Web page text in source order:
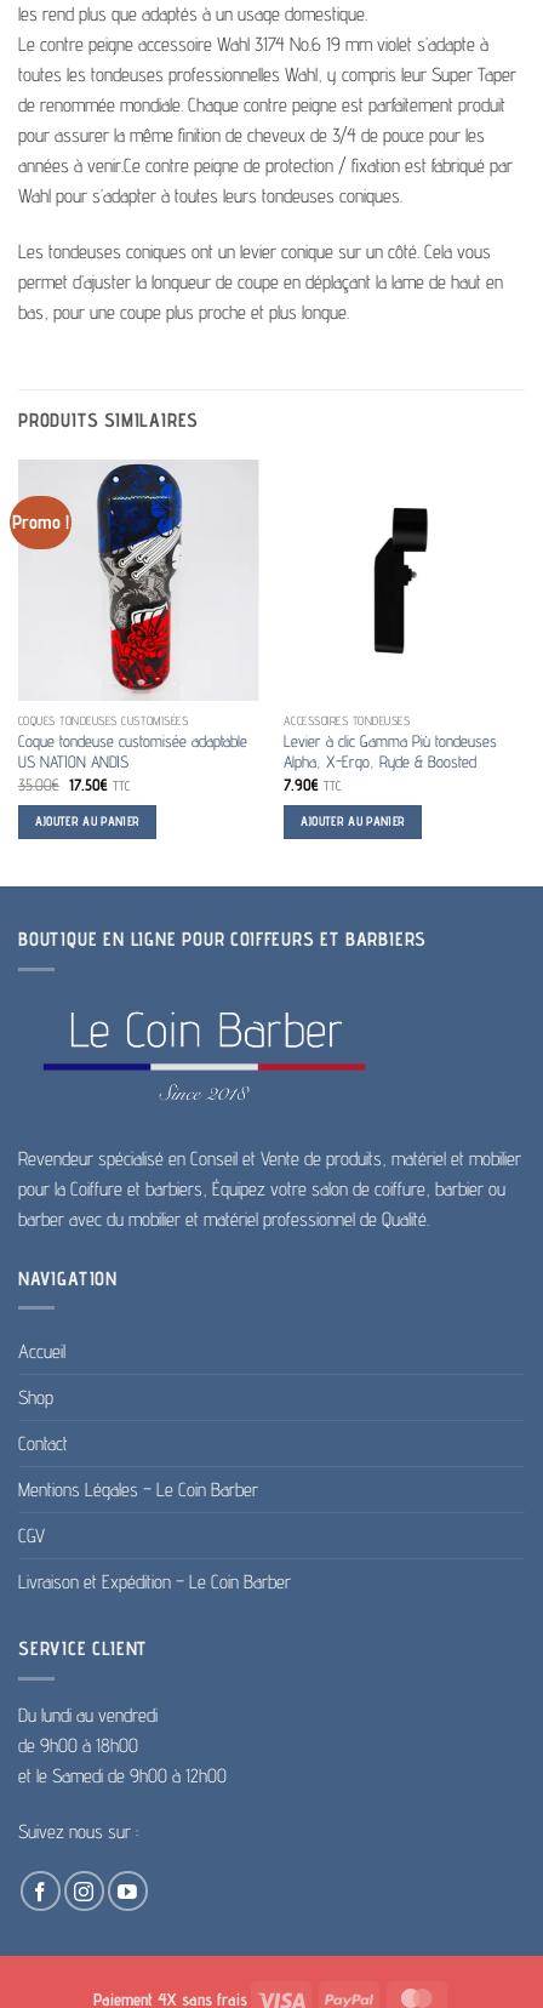
les rend plus que adaptés à un usage domestique.
Le contre peigne accessoire Wahl 3174 No.6 19 mm violet s’adapte à
toutes les tondeuses professionnelles Wahl, y compris leur Super Taper
de renommée mondiale. Chaque contre peigne est parfaitement produit
pour assurer la même finition de cheveux de 3/4 de pouce pour les
années à venir.Ce contre peigne de protection / fixation est fabriqué par
Wahl pour s’adapter à toutes leurs tondeuses coniques.
Les tondeuses coniques ont un levier conique sur un côté. Cela vous
permet d’ajuster la longueur de coupe en déplaçant la lame de haut en
bas, pour une coupe plus proche et plus longue.
PRODUITS SIMILAIRES
Promo !
COQUES TONDEUSES CUSTOMISÉES
Coque tondeuse customisée adaptable
US NATION ANDIS
35.00€ Le
prix
initial
était :
35.00€.
17.50€Le
actuel
est :
17.50€.
TTC
AJOUTER AU PANIER
ACCESSOIRES TONDEUSES
Levier à clic Gamma Più tondeuses
Alpha, X-Ergo, Ryde & Boosted
7.90€ TTC
AJOUTER AU PANIER
BOUTIQUE EN LIGNE POUR COIFFEURS ET BARBIERS
Revendeur spécialisé en Conseil et Vente de produits, matériel et mobilier
pour la Coiffure et barbiers, Équipez votre salon de coiffure, barbier ou
barber avec du mobilier et matériel professionnel de Qualité.
NAVIGATION
Accueil
Shop
Contact
Mentions Légales – Le Coin Barber
CGV
Livraison et Expédition – Le Coin Barber
SERVICE CLIENT
Du lundi au vendredi
de 9h00 à 18h00
et le Samedi de 9h00 à 12h00
Suivez nous sur :
Paiement 4X sans frais Visa PayPal